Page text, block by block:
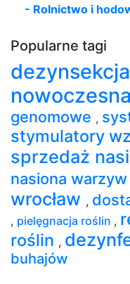
- Rolnictwo i
Popularne tagi
genomowe ,
stymulatory
sprzedaż
nasiona warzyw
wrocław ,
, pielęgnacja roślin ,
roślin ,
buhajów